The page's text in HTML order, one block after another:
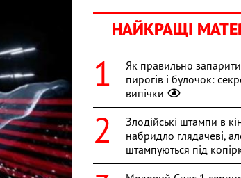
НАЙКРАЩІ
Як правильно
пирогів і булочок:
випічки
Злодійські штампи в
набридло глядачеві,
штампуються під